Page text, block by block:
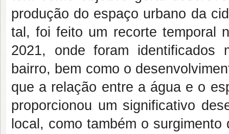
produção do espaço urbano da
tal, foi feito um recorte temporal
2021, onde foram identificados
bairro, bem como o
que a relação entre a água e o
proporcionou um significativo
local, como também o